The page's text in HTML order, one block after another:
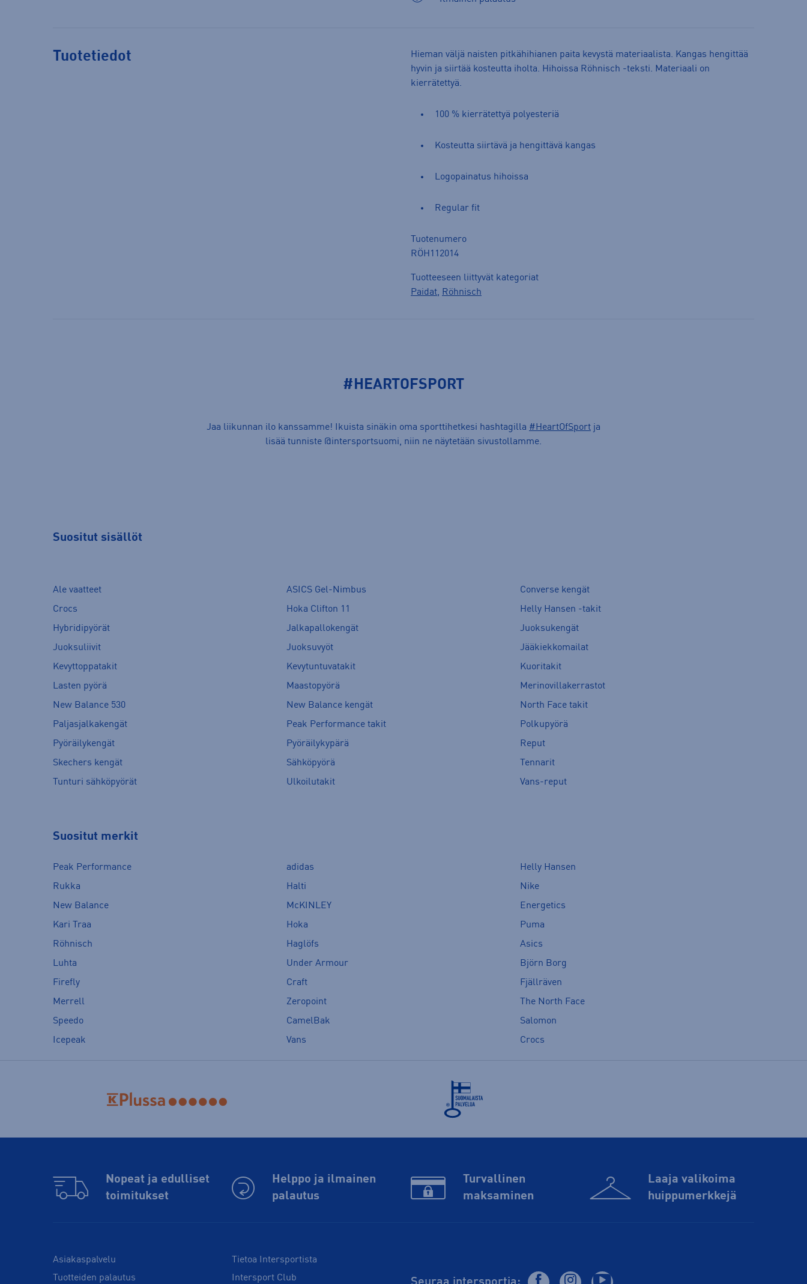
Tuotetiedot
Hieman väljä naisten pitkähihianen paita kevystä materiaalista. Kangas hengittää
hyvin ja siirtää kosteutta iholta. Hihoissa Röhnisch -teksti. Materiaali on
kierrätettyä.
100 % kierrätettyä polyesteriä
Kosteutta siirtävä ja hengittävä kangas
Logopainatus hihoissa
Regular fit
Tuotenumero
RÖH112014
Tuotteeseen liittyvät kategoriat
Paidat, Röhnisch
#HEARTOFSPORT
Jaa liikunnan ilo kanssamme! Ikuista sinäkin oma sporttihetkesi hashtagilla #HeartOfSport ja
lisää tunniste @intersportsuomi, niin ne näytetään sivustollamme.
Suositut sisällöt
Ale vaatteet ASICS Gel-Nimbus
Converse kengät
Crocs
Hoka Clifton 11
Helly Hansen -takit
Hybridipyörät
Jalkapallokengät
Juoksukengät
Juoksuliivit
Juoksuvyöt
Jääkiekkomailat
Kevyttoppatakit
Kevytuntuvatakit
Kuoritakit
Lasten pyörä
Maastopyörä
Merinovillakerrastot
New Balance 530
New Balance kengät
North Face takit
Paljasjalkakengät
Peak Performance takit
Polkupyörä
Pyöräilykengät
Pyöräilykypärä
Reput
Skechers kengät
Sähköpyörä
Tennarit
Tunturi sähköpyörät
Ulkoilutakit Vans-reput
Suositut merkit
Peak Performance adidas
Helly Hansen
Rukka
Halti
Nike
New Balance
McKINLEY
Energetics
Kari Traa
Hoka
Puma
Röhnisch
Haglöfs
Asics
Luhta
Under Armour
Björn Borg
Firefly
Craft
Fjällräven
Merrell
Zeropoint
The North Face
Speedo
CamelBak
Salomon
Icepeak
Vans Crocs
Nopeat ja edulliset
toimitukset
Helppo ja ilmainen
palautus
Turvallinen
maksaminen
Laaja valikoima
huippu­merkkejä
Asiakaspalvelu
Tuotteiden palautus
Tietoa Intersportista
Intersport Club